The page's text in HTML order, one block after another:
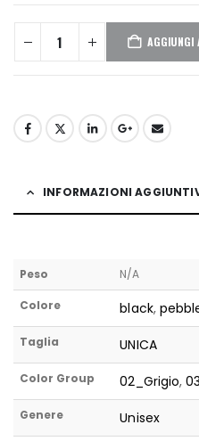
AGGIUNGI
INFORMAZIONI
Peso N/A
Colore black,
Taglia UNICA
Color Group 02_Grigio,
Genere Unisex